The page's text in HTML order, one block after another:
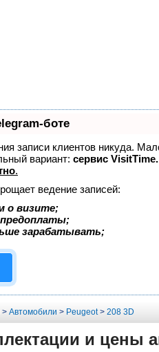
боте
записи клиентов никуда.
вариант: сервис VisitTime.
.
ведение записей:
о визите;
предоплаты;
зарабатывать;
> Автомобили > Peugeot> 208 3D
и цены